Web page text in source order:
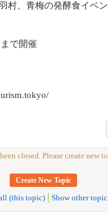
村、青梅の発酵食イベ
で開催
closed. Please create new
Create New Topic
(this topic) Show other topic